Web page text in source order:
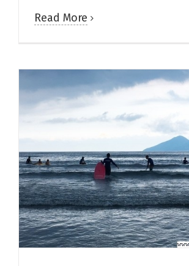
Read More